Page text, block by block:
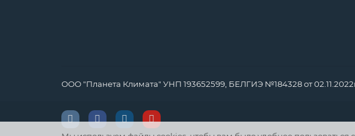
ООО "Планета Климата" УНП 193652599, БЕЛГИЭ №184328 от